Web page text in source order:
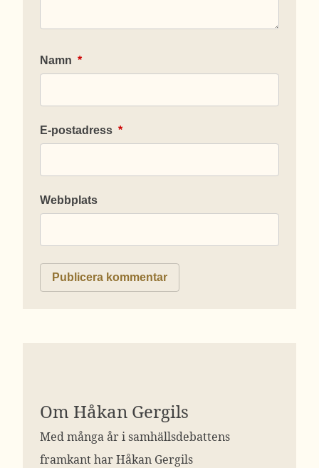
Namn *
E-postadress *
Webbplats
Om Håkan Gergils
Med många år i samhällsdebattens
framkant har Håkan Gergils